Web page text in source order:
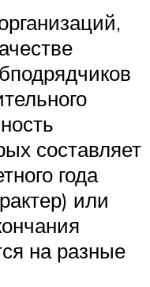
составляет
года
или
на разные